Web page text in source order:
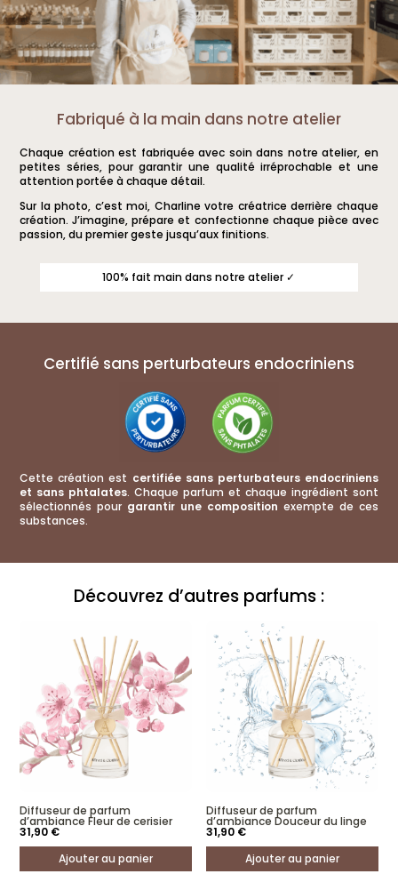
Fabriqué à la main dans notre atelier
Chaque création est fabriquée avec soin dans notre atelier, en
petites séries, pour garantir une qualité irréprochable et une
attention portée à chaque détail.
Sur la photo, c’est moi, Charline votre créatrice derrière chaque
création. J’imagine, prépare et confectionne chaque pièce avec
passion, du premier geste jusqu’aux finitions.
100% fait main dans notre atelier ✓
Certifié sans perturbateurs endocriniens
Cette création est certifiée sans perturbateurs endocriniens
et sans phtalates. Chaque parfum et chaque ingrédient sont
sélectionnés pour garantir une composition exempte de ces
substances.
Recharge diffuseur Paradis tropical
Livré rapidement, bien protégé, accompagné de quelques bâtons , tout est
Mon May 12 2025 04:59:51 GMT+0000 (Coordinated Universal Time)
Découvrez d’autres parfums :
Diffuseur de parfum
d’ambiance Fleur de cerisier
31,90 €
Ajouter au panier
Diffuseur de parfum
d’ambiance Douceur du linge
31,90 €
Ajouter au panier